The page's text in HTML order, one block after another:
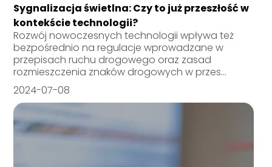
Sygnalizacja świetlna: Czy to już przeszłość w
kontekście technologii?
Rozwój nowoczesnych technologii wpływa też
bezpośrednio na regulacje wprowadzane w
przepisach ruchu drogowego oraz zasad
rozmieszczenia znaków drogowych w przes...
2024-07-08